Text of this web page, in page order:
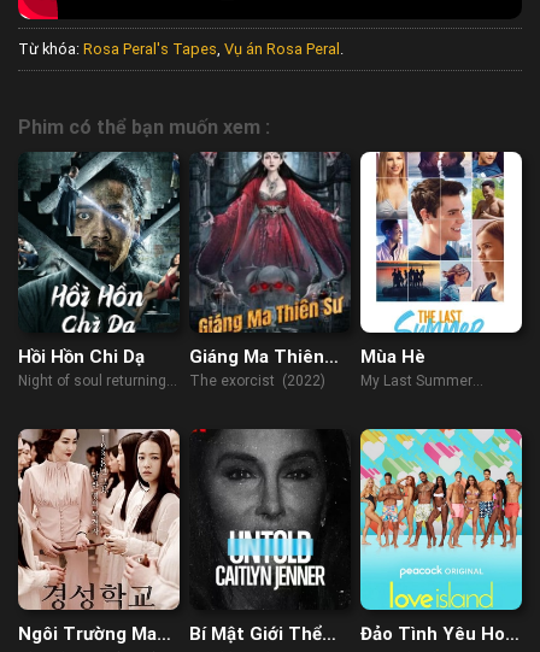
Từ khóa: Rosa Peral's Tapes Vụ án Rosa Peral
Phim có thể bạn muốn xem :
Hồi Hồn Chi Dạ
Night of soul returning
Giáng Ma Thiên
Sư
The exorcist (2022)
Mùa Hè
My Last Summer
Ngôi Trường Ma
Bí Mật Giới Thể
Đảo Tình Yêu Hoa